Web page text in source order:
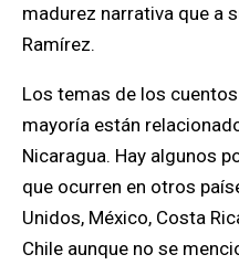
madurez narrativa que a
Ramírez.
Los temas de los cuentos son muy variados y la
mayoría están
Nicaragua. Hay algunos
que ocurren en otros
Unidos, México, Costa
Chile aunque no se